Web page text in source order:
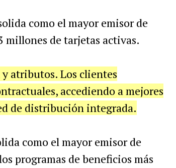
como el mayor emisor de
millones de tarjetas activas.
atributos. Los clientes
accediendo a mejores
de distribución integrada.
como el mayor emisor de
programas de beneficios más